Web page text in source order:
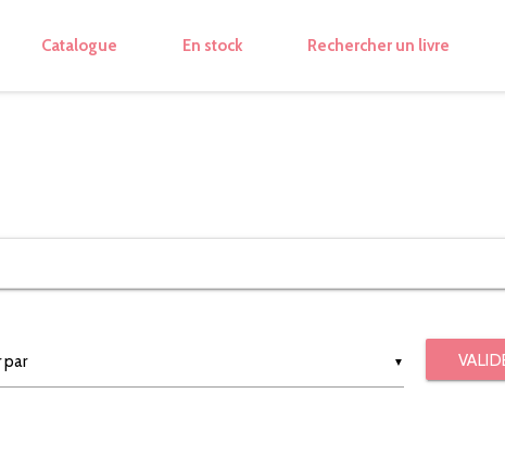
Catalogue En stock Rechercher un livre
▼